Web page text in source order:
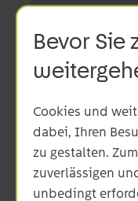
Bevor Sie
Cookies und
dabei, Ihren
zu gestalten.
zuverlässigen
unbedingt